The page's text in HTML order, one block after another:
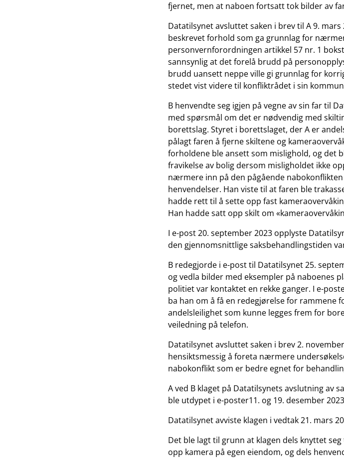
fjernet, men at naboen fortsatt tok bilder av
Datatilsynet avsluttet saken i brev til A 9.
beskrevet forhold som ga grunnlag for
personvernforordningen artikkel 57 nr. 1
sannsynlig at det forelå brudd på
brudd uansett neppe ville gi grunnlag for
stedet vist videre til konfliktrådet i sin
B henvendte seg igjen på vegne av sin far til
med spørsmål om det er nødvendig med
borettslag. Styret i borettslaget, der A er
pålagt faren å fjerne skiltene og
forholdene ble ansett som mislighold, og det
fravikelse av bolig dersom misligholdet ikke
nærmere inn på den pågående
henvendelser. Han viste til at faren ble
hadde rett til å sette opp fast
Han hadde satt opp skilt om
I e-post 20. september 2023 opplyste
den gjennomsnittlige saksbehandlingstiden
B redegjorde i e-post til Datatilsynet 25.
og vedla bilder med eksempler på naboenes
politiet var kontaktet en rekke ganger. I e-
ba han om å få en redegjørelse for rammene
andelsleilighet som kunne legges frem for
veiledning på telefon.
Datatilsynet avsluttet saken i brev 2.
hensiktsmessig å foreta nærmere
nabokonflikt som er bedre egnet for
A ved B klaget på Datatilsynets avslutning av
ble utdypet i e-poster11. og 19. desember
Datatilsynet avviste klagen i vedtak 21. mars
Det ble lagt til grunn at klagen dels knyttet
opp kamera på egen eiendom, og dels